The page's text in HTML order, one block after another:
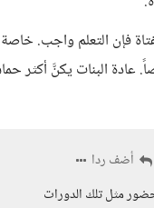
فإن التعلم واجب. خاصة
عادة البنات يكنَّ أكثر
أضف ردا
مثل تلك الدورات